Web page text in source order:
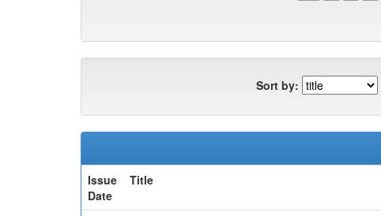
Sort by:
Issue
Date
Title